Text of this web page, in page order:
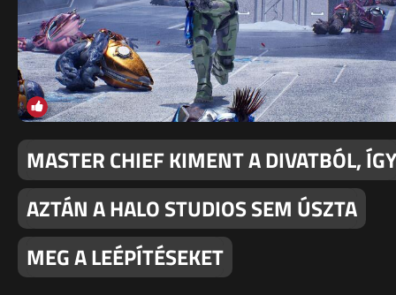
MASTER CHIEF KIMENT A DIVATBÓL, ÍGY
AZTÁN A HALO STUDIOS SEM ÚSZTA
MEG A LEÉPÍTÉSEKET